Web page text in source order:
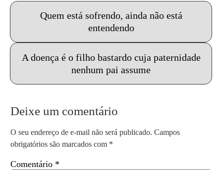
Quem está sofrendo, ainda não está
entendendo
A doença é o filho bastardo cuja paternidade
nenhum pai assume
Deixe um comentário
O seu endereço de e-mail não será publicado. Campos
obrigatórios são marcados com *
Comentário *